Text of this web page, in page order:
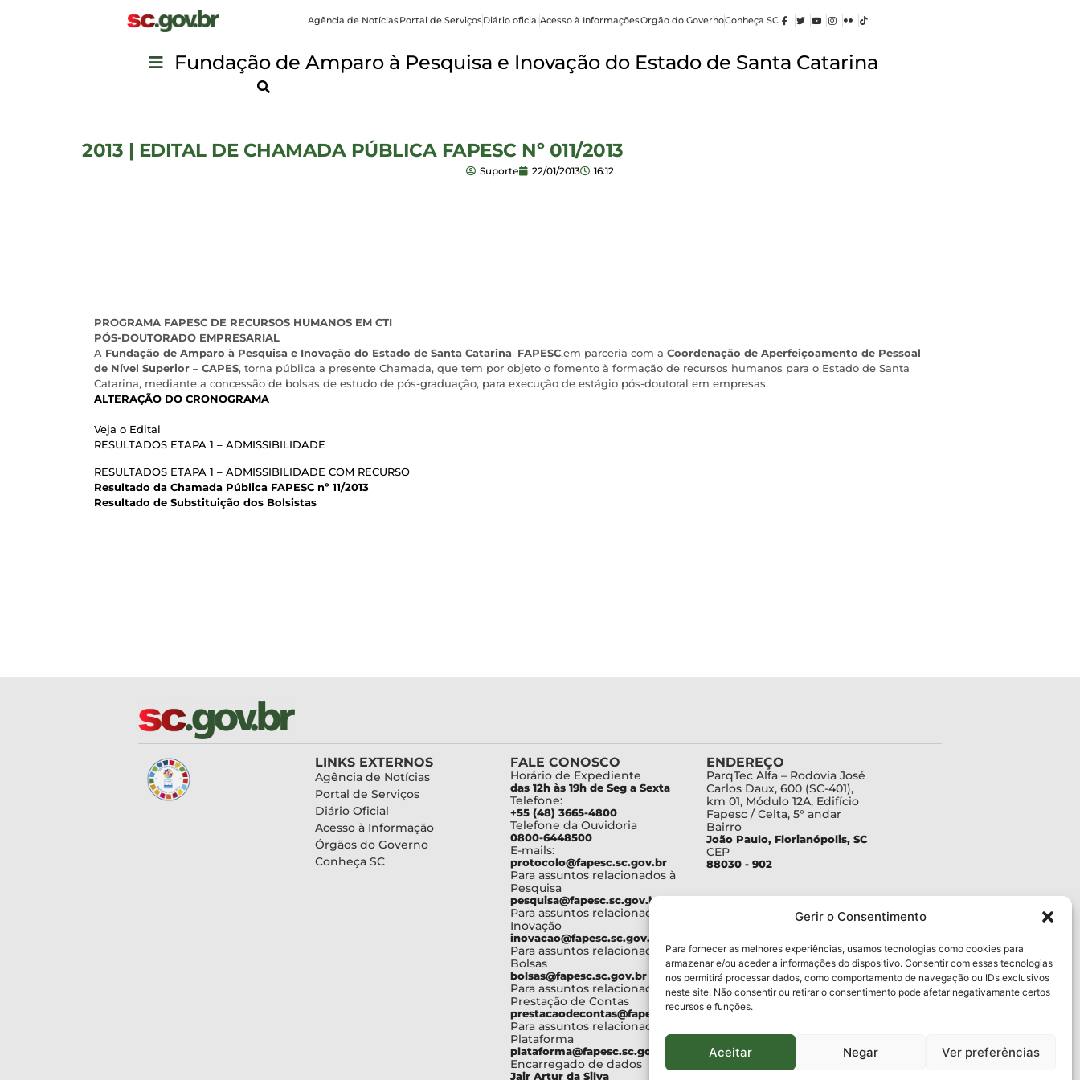
Gerir o Consentimento
Para fornecer as melhores experiências, usamos tecnologias como cookies para
armazenar e/ou aceder a informações do dispositivo. Consentir com essas tecnologias
nos permitirá processar dados, como comportamento de navegação ou IDs exclusivos
neste site. Não consentir ou retirar o consentimento pode afetar negativamante certos
recursos e funções.
Aceitar Negar Ver preferências
Agência de NotíciasPortal de ServiçosDiário oficialAcesso à InformaçõesOrgão do GovernoConheça SC
Fundação de Amparo à Pesquisa e Inovação do Estado de Santa Catarina
2013 | EDITAL DE CHAMADA PÚBLICA FAPESC Nº 011/2013
Suporte 22/01/2013 16:12
PROGRAMA FAPESC DE RECURSOS HUMANOS EM CTI
PÓS-DOUTORADO EMPRESARIAL
A Fundação de Amparo à Pesquisa e Inovação do Estado de Santa Catarina–FAPESC,em parceria com a Coordenação de Aperfeiçoamento de Pessoal
de Nível Superior – CAPES, torna pública a presente Chamada, que tem por objeto o fomento à formação de recursos humanos para o Estado de Santa
Catarina, mediante a concessão de bolsas de estudo de pós-graduação, para execução de estágio pós-doutoral em empresas.
ALTERAÇÃO DO CRONOGRAMA
Veja o Edital
RESULTADOS ETAPA 1 – ADMISSIBILIDADE
RESULTADOS ETAPA 1 – ADMISSIBILIDADE COM RECURSO
Resultado da Chamada Pública FAPESC nº 11/2013
Resultado de Substituição dos Bolsistas
LINKS EXTERNOS
Agência de Notícias
Portal de Serviços
Diário Oficial
Acesso à Informação
Órgãos do Governo
Conheça SC
FALE CONOSCO
Horário de Expediente
das 12h às 19h de Seg a Sexta
Telefone:
+55 (48) 3665-4800
Telefone da Ouvidoria
0800-6448500
E-mails:
protocolo@fapesc.sc.gov.br
Para assuntos relacionados à
Pesquisa
pesquisa@fapesc.sc.gov.br
Para assuntos relacionados à
Inovação
inovacao@fapesc.sc.gov.br
Para assuntos relacionados à
Bolsas
bolsas@fapesc.sc.gov.br
Para assuntos relacionados à
Prestação de Contas
prestacaodecontas@fapesc.sc.gov.br
Para assuntos relacionados à
Plataforma
plataforma@fapesc.sc.gov.br
Encarregado de dados
Jair Artur da Silva
ENDEREÇO
ParqTec Alfa – Rodovia José
Carlos Daux, 600 (SC-401),
km 01, Módulo 12A, Edifício
Fapesc / Celta, 5° andar
Bairro
João Paulo, Florianópolis, SC
CEP
88030 - 902